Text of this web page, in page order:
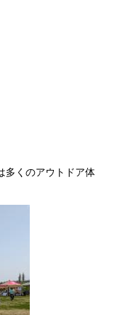
多くのアウトドア体